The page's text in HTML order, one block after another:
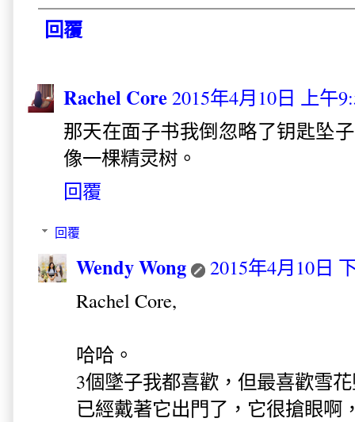
回覆
Rachel Core2015年4月10日 上午
那天在面子书我倒忽略了钥匙坠
像一棵精灵树。
回覆
回覆
Wendy Wong
2015年4月10日
Rachel Core,
哈哈。
3個墜子我都喜歡，但最喜歡雪
已經戴著它出門了，它很搶眼啊